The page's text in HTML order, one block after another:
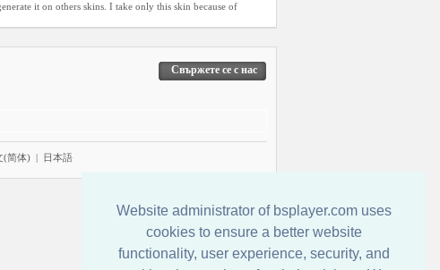
Website administrator of bsplayer.com uses
cookies to ensure a better website
functionality, user experience, security, and
it on others skins. I take only this skin because of
Свържете се с нас
(简体) | 日本語